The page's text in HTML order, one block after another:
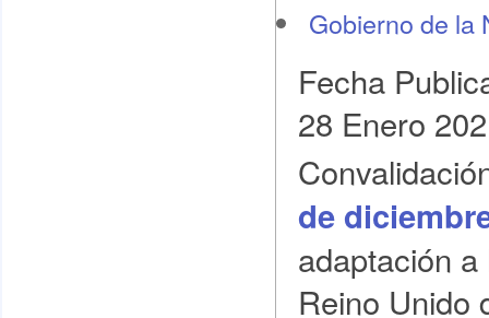
Gobierno de la
Fecha
28 Enero
de
adaptación
Reino Unido